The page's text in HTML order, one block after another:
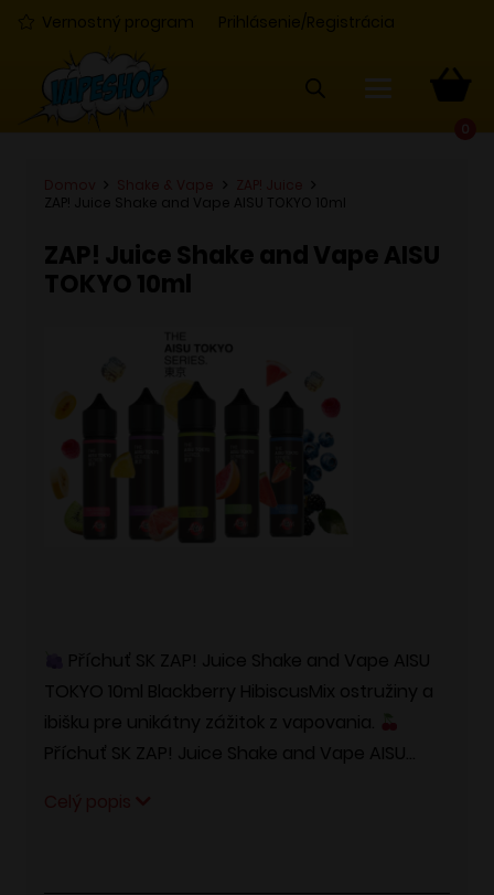
Vernostný program Prihlásenie/Registrácia
ZAP! Juice Shake and Vape AISU TOKYO 10ml
ZAP! Juice Shake and Vape AISU
TOKYO 10ml
Příchuť SK ZAP! Juice Shake and Vape AISU
TOKYO 10ml Blackberry HibiscusMix ostružiny a
ibišku pre unikátny zážitok z vapovania.
Příchuť SK ZAP! Juice Shake and Vape AISU…